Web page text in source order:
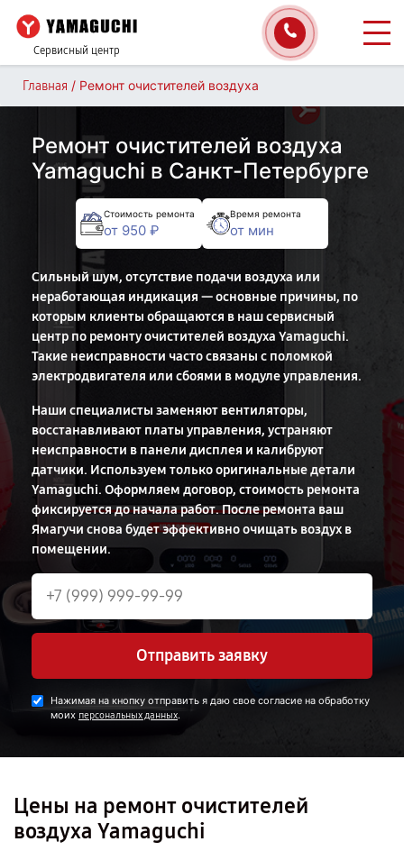
Сервисный центр
Главная / Ремонт очистителей воздуха
Ремонт очистителей воздуха
Yamaguchi в Санкт-Петербурге
Стоимость ремонта
от 950 ₽
Время ремонта
от мин
Сильный шум, отсутствие подачи воздуха или
неработающая индикация — основные причины, по
которым клиенты обращаются в наш сервисный
центр по ремонту очистителей воздуха Yamaguchi.
Такие неисправности часто связаны с поломкой
электродвигателя или сбоями в модуле управления.
Наши специалисты заменяют вентиляторы,
восстанавливают платы управления, устраняют
неисправности в панели дисплея и калибруют
датчики. Используем только оригинальные детали
Yamaguchi. Оформляем договор, стоимость ремонта
фиксируется до начала работ. После ремонта ваш
Ямагучи снова будет эффективно очищать воздух в
помещении.
Отправить заявку
Нажимая на кнопку отправить я даю свое согласие на обработку
моих персональных данных.
Цены на ремонт очистителей
воздуха Yamaguchi